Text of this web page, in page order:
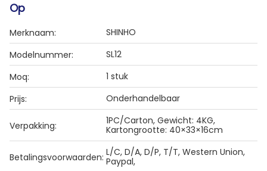
Op
Merknaam:
SHINHO
Modelnummer:
SL12
Moq:
1 stuk
Prijs:
Onderhandelbaar
Verpakking:
1PC/Carton, Gewicht: 4KG,
Kartongrootte: 40×33×16cm
Betalingsvoorwaarden: L/C, D/A, D/P, T/T, Western Union,
Paypal,